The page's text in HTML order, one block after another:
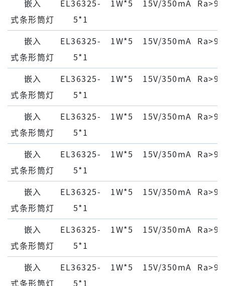
嵌⼊
式条形筒灯
EL36325-
5*1
1W*5 15V/350mA Ra>90
嵌⼊
式条形筒灯
EL36325-
5*1
1W*5 15V/350mA Ra>90
嵌⼊
式条形筒灯
EL36325-
5*1
1W*5 15V/350mA Ra>90
嵌⼊
式条形筒灯
EL36325-
5*1
1W*5 15V/350mA Ra>90
嵌⼊
式条形筒灯
EL36325-
5*1
1W*5 15V/350mA Ra>90
嵌⼊
式条形筒灯
EL36325-
5*1
1W*5 15V/350mA Ra>90
嵌⼊
式条形筒灯
EL36325-
5*1
1W*5 15V/350mA Ra>90
嵌⼊
式条形筒灯
EL36325-
5*1
1W*5 15V/350mA Ra>90